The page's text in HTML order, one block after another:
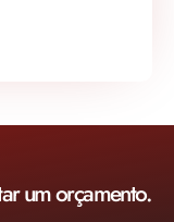
um orçamento.